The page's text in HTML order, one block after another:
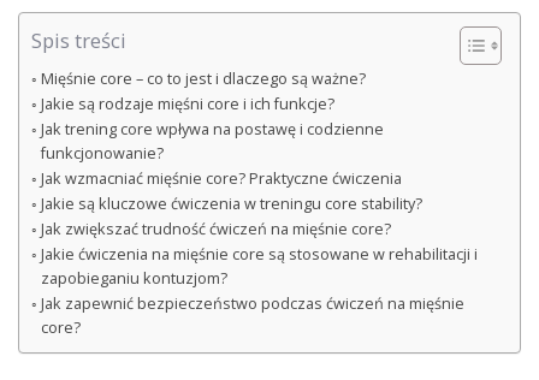
Spis treści
Mięśnie core – co to jest i dlaczego są ważne?
Jakie są rodzaje mięśni core i ich funkcje?
Jak trening core wpływa na postawę i codzienne
funkcjonowanie?
Jak wzmacniać mięśnie core? Praktyczne ćwiczenia
Jakie są kluczowe ćwiczenia w treningu core stability?
Jak zwiększać trudność ćwiczeń na mięśnie core?
Jakie ćwiczenia na mięśnie core są stosowane w rehabilitacji i
zapobieganiu kontuzjom?
Jak zapewnić bezpieczeństwo podczas ćwiczeń na mięśnie
core?